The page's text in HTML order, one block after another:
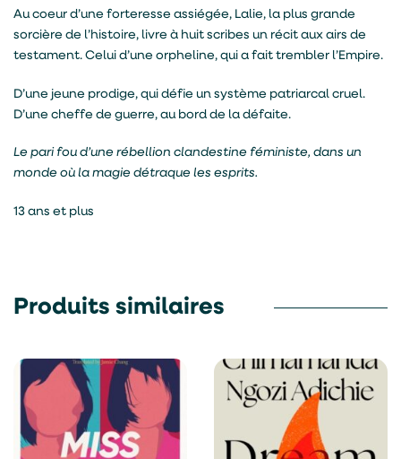
Au coeur d’une forteresse assiégée, Lalie, la plus grande
sorcière de l’histoire, livre à huit scribes un récit aux airs de
testament. Celui d’une orpheline, qui a fait trembler l’Empire.
D’une jeune prodige, qui défie un système patriarcal cruel.
D’une cheffe de guerre, au bord de la défaite.
Le pari fou d’une rébellion clandestine féministe, dans un
monde où la magie détraque les esprits.
13 ans et plus
Produits similaires